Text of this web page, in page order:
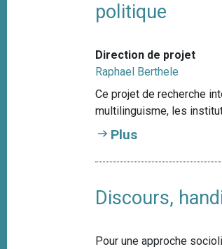
politique
Direction de projet
Raphael Berthele
Ce projet de recherche
multilinguisme, les
Plus
Discours,
Pour une approche